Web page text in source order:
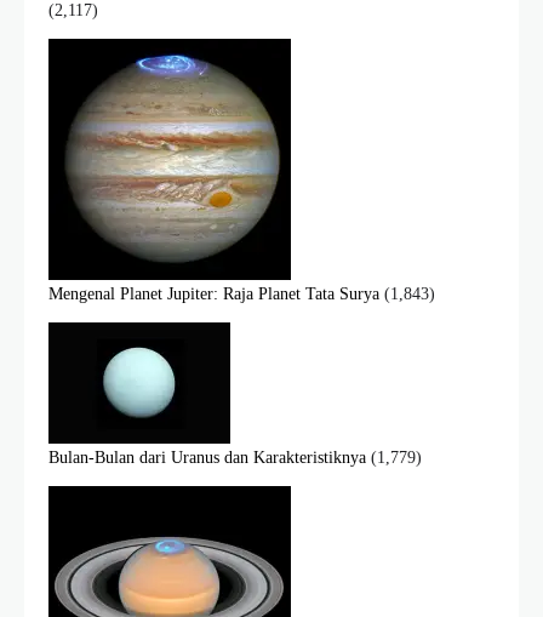
(2,117)
Mengenal Planet Jupiter: Raja Planet Tata Surya (1,843)
Bulan-Bulan dari Uranus dan Karakteristiknya (1,779)